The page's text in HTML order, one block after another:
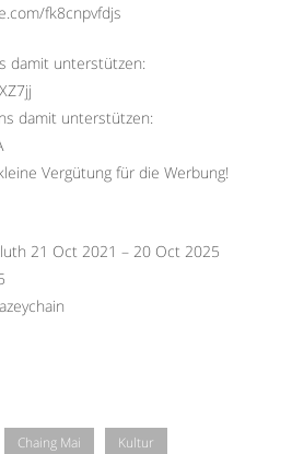
fk8cnpvfdjs
damit unterstützen:
damit unterstützen:
Vergütung für die Werbung!
21 Oct 2021 – 20 Oct 2025
Chaing Mai Kultur